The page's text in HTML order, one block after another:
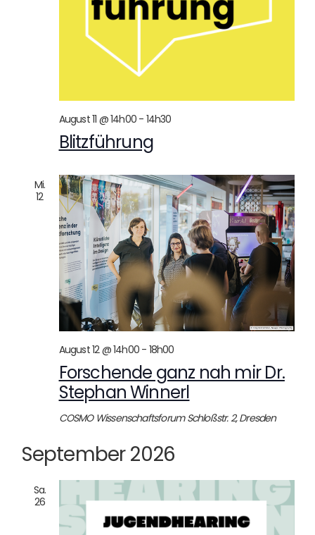
Blitzführung
August 11 @ 14h00- 14h30
Mi.
12
Forschende ganz nah mir Dr.
Stephan Winnerl
August 12 @ 14h00- 18h00
COSMO WissenschaftsforumSchloßstr. 2, Dresden
September 2026
Sa.
26